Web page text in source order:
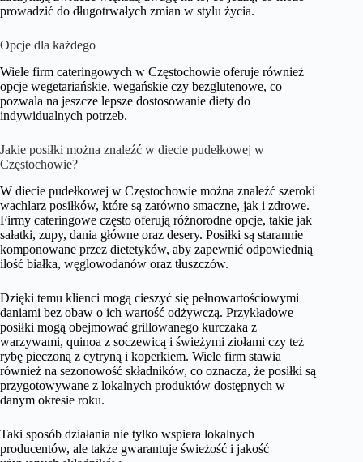
prowadzić do długotrwałych zmian w stylu życia.
Opcje dla każdego
Wiele firm cateringowych w Częstochowie oferuje również
opcje wegetariańskie, wegańskie czy bezglutenowe, co
pozwala na jeszcze lepsze dostosowanie diety do
indywidualnych potrzeb.
Jakie posiłki można znaleźć w diecie pudełkowej w
Częstochowie?
W diecie pudełkowej w Częstochowie można znaleźć szeroki
wachlarz posiłków, które są zarówno smaczne, jak i zdrowe.
Firmy cateringowe często oferują różnorodne opcje, takie jak
sałatki, zupy, dania główne oraz desery. Posiłki są starannie
komponowane przez dietetyków, aby zapewnić odpowiednią
ilość białka, węglowodanów oraz tłuszczów.
Dzięki temu klienci mogą cieszyć się pełnowartościowymi
daniami bez obaw o ich wartość odżywczą. Przykładowe
posiłki mogą obejmować grillowanego kurczaka z
warzywami, quinoa z soczewicą i świeżymi ziołami czy też
rybę pieczoną z cytryną i koperkiem. Wiele firm stawia
również na sezonowość składników, co oznacza, że posiłki są
przygotowywane z lokalnych produktów dostępnych w
danym okresie roku.
Taki sposób działania nie tylko wspiera lokalnych
producentów, ale także gwarantuje świeżość i jakość